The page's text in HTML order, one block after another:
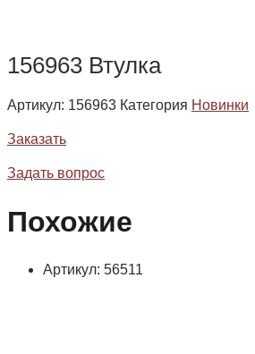
156963 Втулка
Артикул: 156963 Категория Новинки
Заказать
Задать вопрос
Похожие
Артикул: 56511